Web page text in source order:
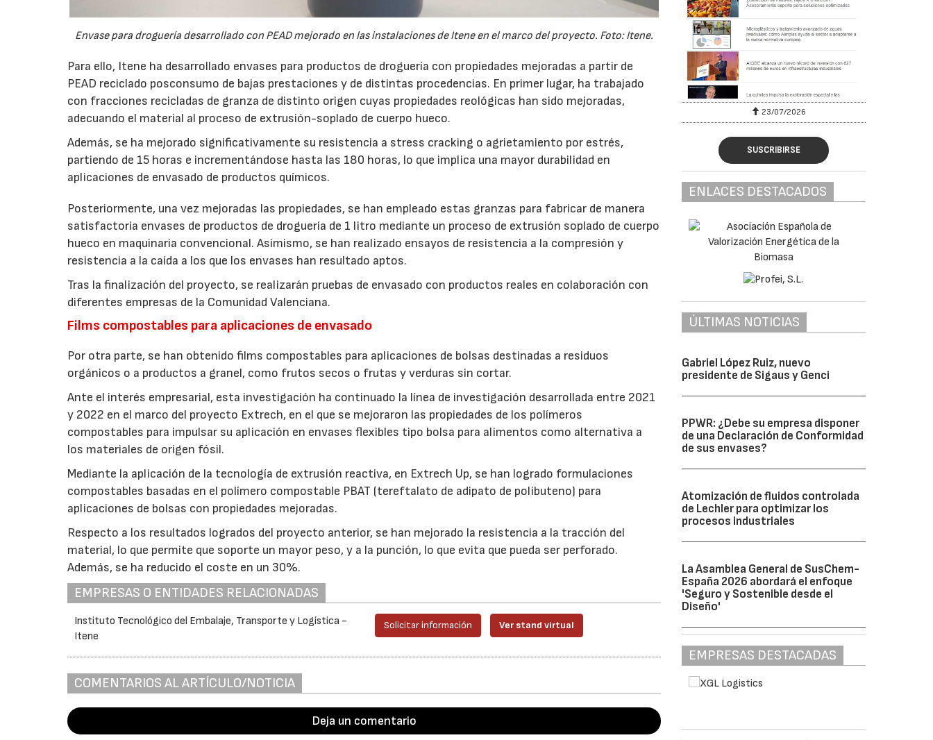
Envase para droguería desarrollado con PEAD mejorado en las instalaciones de Itene en el marco del proyecto. Foto: Itene.
Para ello, Itene ha desarrollado envases para productos de droguería con propiedades mejoradas a partir de
PEAD reciclado posconsumo de bajas prestaciones y de distintas procedencias. En primer lugar, ha trabajado
con fracciones recicladas de granza de distinto origen cuyas propiedades reológicas han sido mejoradas,
adecuando el material al proceso de extrusión-soplado de cuerpo hueco.
Además, se ha mejorado significativamente su resistencia a stress cracking o agrietamiento por estrés,
partiendo de 15 horas e incrementándose hasta las 180 horas, lo que implica una mayor durabilidad en
aplicaciones de envasado de productos químicos.
Posteriormente, una vez mejoradas las propiedades, se han empleado estas granzas para fabricar de manera
satisfactoria envases de productos de droguería de 1 litro mediante un proceso de extrusión soplado de cuerpo
hueco en maquinaria convencional. Asimismo, se han realizado ensayos de resistencia a la compresión y
resistencia a la caída a los que los envases han resultado aptos.
Tras la finalización del proyecto, se realizarán pruebas de envasado con productos reales en colaboración con
diferentes empresas de la Comunidad Valenciana.
Films compostables para aplicaciones de envasado
Por otra parte, se han obtenido films compostables para aplicaciones de bolsas destinadas a residuos
orgánicos o a productos a granel, como frutos secos o frutas y verduras sin cortar.
Ante el interés empresarial, esta investigación ha continuado la línea de investigación desarrollada entre 2021
y 2022 en el marco del proyecto Extrech, en el que se mejoraron las propiedades de los polímeros
compostables para impulsar su aplicación en envases flexibles tipo bolsa para alimentos como alternativa a
los materiales de origen fósil.
Mediante la aplicación de la tecnología de extrusión reactiva, en Extrech Up, se han logrado formulaciones
compostables basadas en el polímero compostable PBAT (tereftalato de adipato de polibuteno) para
aplicaciones de bolsas con propiedades mejoradas.
Respecto a los resultados logrados del proyecto anterior, se han mejorado la resistencia a la tracción del
material, lo que permite que soporte un mayor peso, y a la punción, lo que evita que pueda ser perforado.
Además, se ha reducido el coste en un 30%.
EMPRESAS O ENTIDADES RELACIONADAS
Instituto Tecnológico del Embalaje, Transporte y Logística -
Itene
Solicitar información Ver stand virtual
COMENTARIOS AL ARTÍCULO/NOTICIA
Deja un comentario
23/07/2026 23/07/2026
SUSCRIBIRSE
ENLACES DESTACADOS
ÚLTIMAS NOTICIAS
Gabriel López Ruiz, nuevo
presidente de Sigaus y Genci
PPWR: ¿Debe su empresa disponer
de una Declaración de Conformidad
de sus envases?
Atomización de fluidos controlada
de Lechler para optimizar los
procesos industriales
La Asamblea General de SusChem-
España 2026 abordará el enfoque
'Seguro y Sostenible desde el
Diseño'
EMPRESAS DESTACADAS